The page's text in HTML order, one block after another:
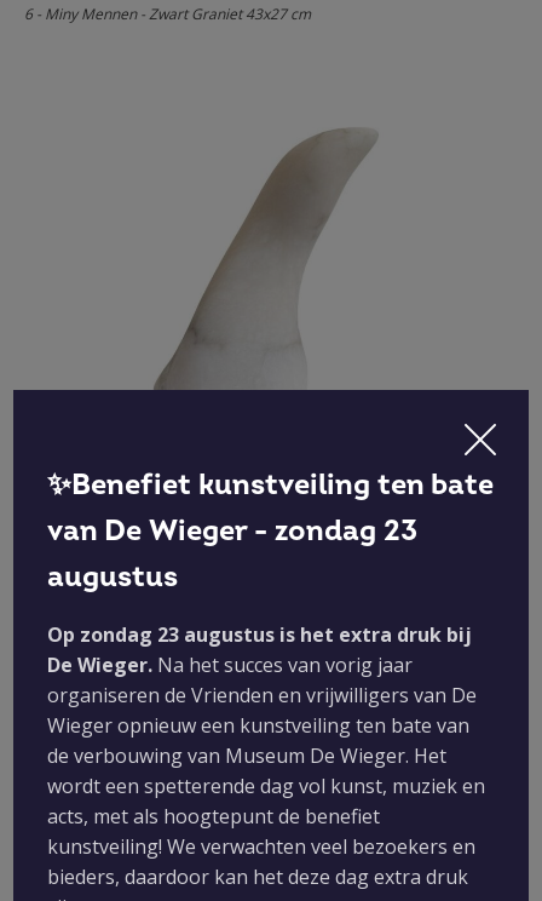
6 - Miny Mennen - Zwart Graniet 43x27 cm
5 - Miny Mennen - Albast
43x22 cm
✨Benefiet kunstveiling ten bate
van De Wieger - zondag 23
augustus
Op zondag 23 augustus is het extra druk bij
De Wieger. Na het succes van vorig jaar
organiseren de Vrienden en vrijwilligers van De
Wieger opnieuw een kunstveiling ten bate van
de verbouwing van Museum De Wieger. Het
wordt een spetterende dag vol kunst, muziek en
acts, met als hoogtepunt de benefiet
kunstveiling! We verwachten veel bezoekers en
bieders, daardoor kan het deze dag extra druk